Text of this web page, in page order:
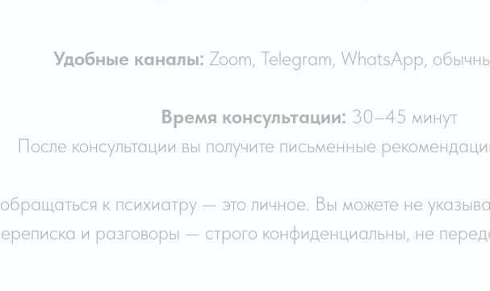
Удобные каналы: Zoom, Telegram, WhatsApp,
Время консультации: 30–45 минут
После консультации вы получите письменные
к психиатру — это личное. Вы можете не
и разговоры — строго конфиденциальны, не